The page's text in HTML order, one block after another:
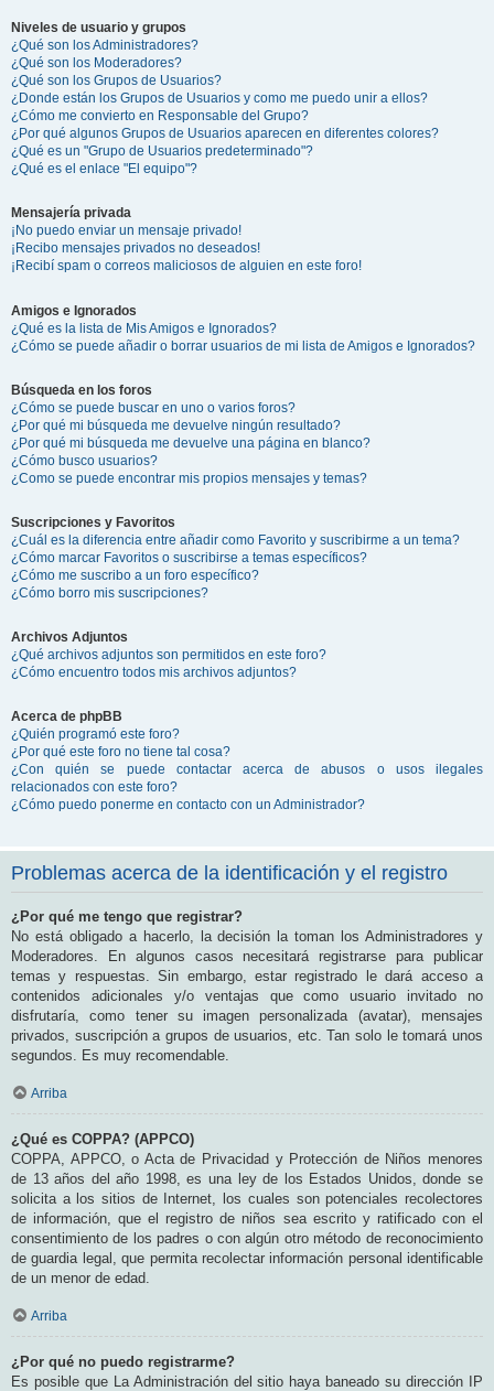
Niveles de usuario y grupos
¿Qué son los Administradores?
¿Qué son los Moderadores?
¿Qué son los Grupos de Usuarios?
¿Donde están los Grupos de Usuarios y como me puedo unir a ellos?
¿Cómo me convierto en Responsable del Grupo?
¿Por qué algunos Grupos de Usuarios aparecen en diferentes colores?
¿Qué es un "Grupo de Usuarios predeterminado"?
¿Qué es el enlace "El equipo"?
Mensajería privada
¡No puedo enviar un mensaje privado!
¡Recibo mensajes privados no deseados!
¡Recibí spam o correos maliciosos de alguien en este foro!
Amigos e Ignorados
¿Qué es la lista de Mis Amigos e Ignorados?
¿Cómo se puede añadir o borrar usuarios de mi lista de Amigos e Ignorados?
Búsqueda en los foros
¿Cómo se puede buscar en uno o varios foros?
¿Por qué mi búsqueda me devuelve ningún resultado?
¿Por qué mi búsqueda me devuelve una página en blanco?
¿Cómo busco usuarios?
¿Como se puede encontrar mis propios mensajes y temas?
Suscripciones y Favoritos
¿Cuál es la diferencia entre añadir como Favorito y suscribirme a un tema?
¿Cómo marcar Favoritos o suscribirse a temas específicos?
¿Cómo me suscribo a un foro específico?
¿Cómo borro mis suscripciones?
Archivos Adjuntos
¿Qué archivos adjuntos son permitidos en este foro?
¿Cómo encuentro todos mis archivos adjuntos?
Acerca de phpBB
¿Quién programó este foro?
¿Por qué este foro no tiene tal cosa?
¿Con quién se puede contactar acerca de abusos o usos ilegales
relacionados con este foro?
¿Cómo puedo ponerme en contacto con un Administrador?
Problemas acerca de la identificación y el registro
¿Por qué me tengo que registrar?
No está obligado a hacerlo, la decisión la toman los Administradores y
Moderadores. En algunos casos necesitará registrarse para publicar
temas y respuestas. Sin embargo, estar registrado le dará acceso a
contenidos adicionales y/o ventajas que como usuario invitado no
disfrutaría, como tener su imagen personalizada (avatar), mensajes
privados, suscripción a grupos de usuarios, etc. Tan solo le tomará unos
segundos. Es muy recomendable.
Arriba
¿Qué es COPPA? (APPCO)
COPPA, APPCO, o Acta de Privacidad y Protección de Niños menores
de 13 años del año 1998, es una ley de los Estados Unidos, donde se
solicita a los sitios de Internet, los cuales son potenciales recolectores
de información, que el registro de niños sea escrito y ratificado con el
consentimiento de los padres o con algún otro método de reconocimiento
de guardia legal, que permita recolectar información personal identificable
de un menor de edad.
Arriba
¿Por qué no puedo registrarme?
Es posible que La Administración del sitio haya baneado su dirección IP